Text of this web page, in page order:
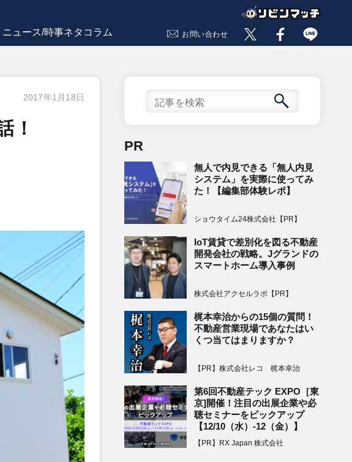
ニュース/時事ネタコラム お問い合わせ
2017年1月18日
！
PR
無人で内見できる「無人内見
システム」を実際に使ってみ
た！【編集部体験レポ】
ショウタイム24株式会社【PR】
IoT賃貸で差別化を図る不動産
開発会社の戦略。Jグランドの
スマートホーム導入事例
株式会社アクセルラボ【PR】
梶本幸治からの15個の質問！
不動産営業現場であなたはい
くつ当てはまりますか？
【PR】株式会社レコ 梶本幸治
第6回不動産テック EXPO［東
京]開催！注目の出展企業や必
聴セミナーをピックアップ
【12/10（水）-12（金）】
【PR】RX Japan 株式会社